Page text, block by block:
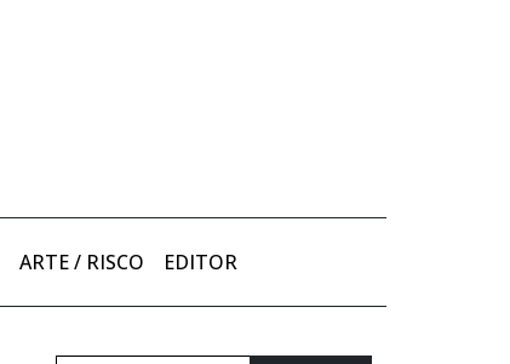
ARTE / RISCO EDITOR